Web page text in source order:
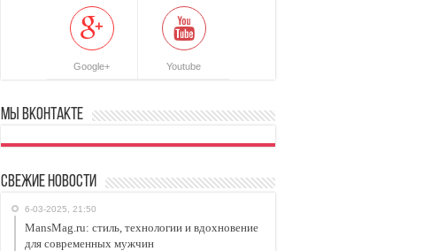
Google+ Youtube
Мы ВКонтакте
Свежие новости
6-03-2025, 21:50
MansMag.ru: стиль, технологии и вдохновение
для современных мужчин